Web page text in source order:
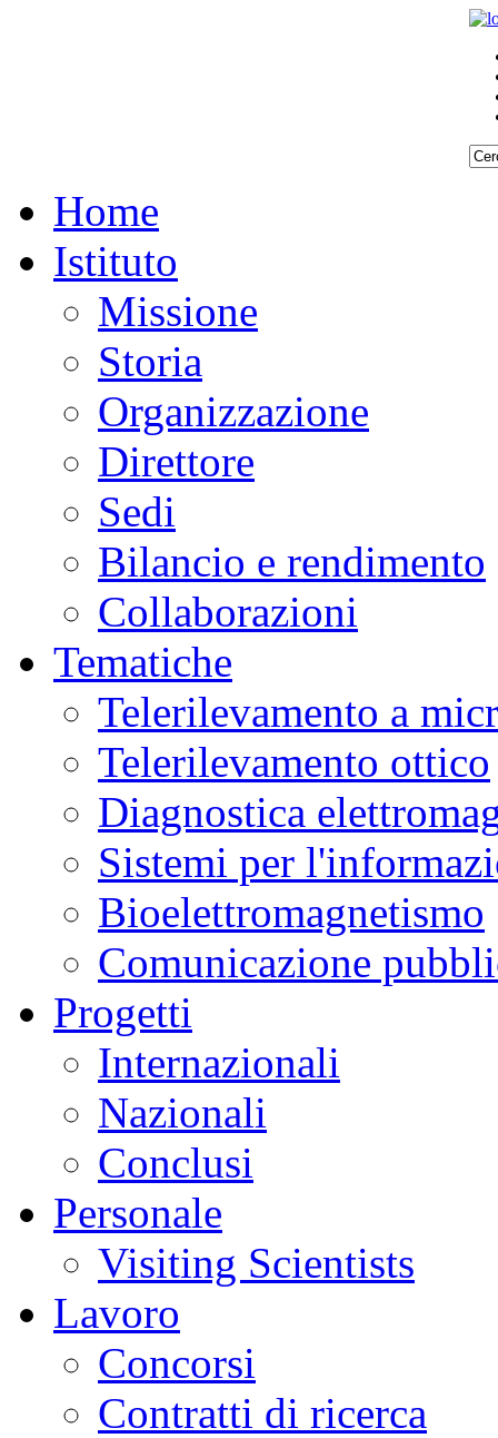
Home
Istituto
Missione
Storia
Organizzazione
Direttore
Sedi
Bilancio e rendimento
Collaborazioni
Tematiche
Telerilevamento a
Telerilevamento ottico
Diagnostica
Sistemi per
Bioelettromagnetismo
Comunicazione
Progetti
Internazionali
Nazionali
Conclusi
Personale
Visiting Scientists
Lavoro
Concorsi
Contratti di ricerca